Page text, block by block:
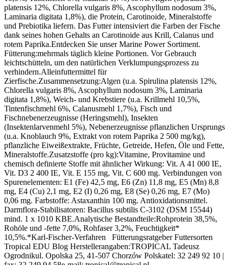
platensis 12%, Chlorella vulgaris 8%, Ascophyllum nodosum 3%,
Laminaria digitata 1,8%), die Protein, Carotinoide, Mineralstoffe
und Prebiotika liefern. Das Futter intensiviert die Farben der Fische
dank seines hohen Gehalts an Carotinoide aus Krill, Calanus und
rotem Paprika.Entdecken Sie unser Marine Power Sortiment.
Fütterung:mehrmals täglich kleine Portionen. Vor Gebrauch
leichtschütteln, um den natürlichen Verklumpungsprozess zu
verhindern.Alleinfuttermittel für
Zierfische.Zusammensetzung:Algen (u.a. Spirulina platensis 12%,
Chlorella vulgaris 8%, Ascophyllum nodosum 3%, Laminaria
digitata 1,8%), Weich- und Krebstiere (u.a. Krillmehl 10,5%,
Tintenfischmehl 6%, Calanusmehl 1,7%), Fisch und
Fischnebenerzeugnisse (Heringsmehl), Insekten
(Insektenlarvenmehl 5%), Nebenerzeugnisse pflanzlichen Ursprungs
(u.a. Knoblauch 9%, Extrakt von rotem Paprika 2 500 mg/kg),
pflanzliche Eiweißextrakte, Früchte, Getreide, Hefen, Öle und Fette,
Mineralstoffe.Zusatzstoffe (pro kg):Vitamine, Provitamine und
chemisch definierte Stoffe mit ähnlicher Wirkung: Vit. A 41 000 IE,
Vit. D3 2 400 IE, Vit. E 155 mg, Vit. C 600 mg. Verbindungen von
Spurenelementen: E1 (Fe) 42,5 mg, E6 (Zn) 11,8 mg, E5 (Mn) 8,8
mg, E4 (Cu) 2,1 mg, E2 (I) 0,26 mg, E8 (Se) 0,26 mg, E7 (Mo)
0,06 mg. Farbstoffe: Astaxanthin 100 mg. Antioxidationsmittel.
Darmflora-Stabilisatoren: Bacillus subtilis C-3102 (DSM 15544)
mind. 1 x 1010 KBE.Analytische Bestandteile:Rohprotein 38,5%,
Rohöle und -fette 7,0%, Rohfaser 3,2%, Feuchtigkeit*
10,5%.*Karl-Fischer-Verfahren Fütterungsratgeber Futtersorten
Tropical EDU Blog Herstellerangaben:TROPICAL Tadeusz
Ogrodnikul. Opolska 25, 41-507 Chorzów Polskatel: 32 249 92 10 |